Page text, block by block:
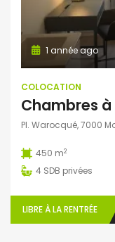
1 année ago
COLOCATION
Chambres
Pl. Warocqué, 7000
450 m2
4 SDB privées
LIBRE À LA RENTRÉE